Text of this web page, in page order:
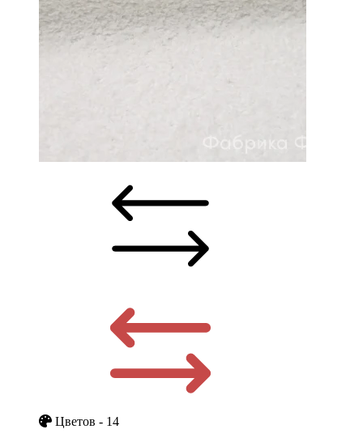
Цветов - 14